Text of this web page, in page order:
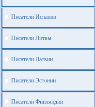
Писатели Испании
Писатели Литвы
Писатели Латвии
Писатели Эстонии
Писатели Финляндии